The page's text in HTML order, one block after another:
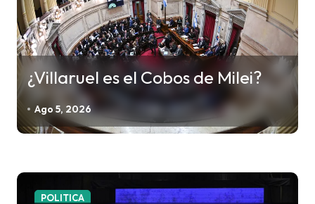
a
s
¿Villaruel es el Cobos de Milei?
Ago 5, 2026
POLITICA